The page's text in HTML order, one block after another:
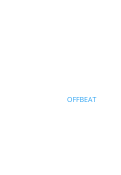
OFFBEAT